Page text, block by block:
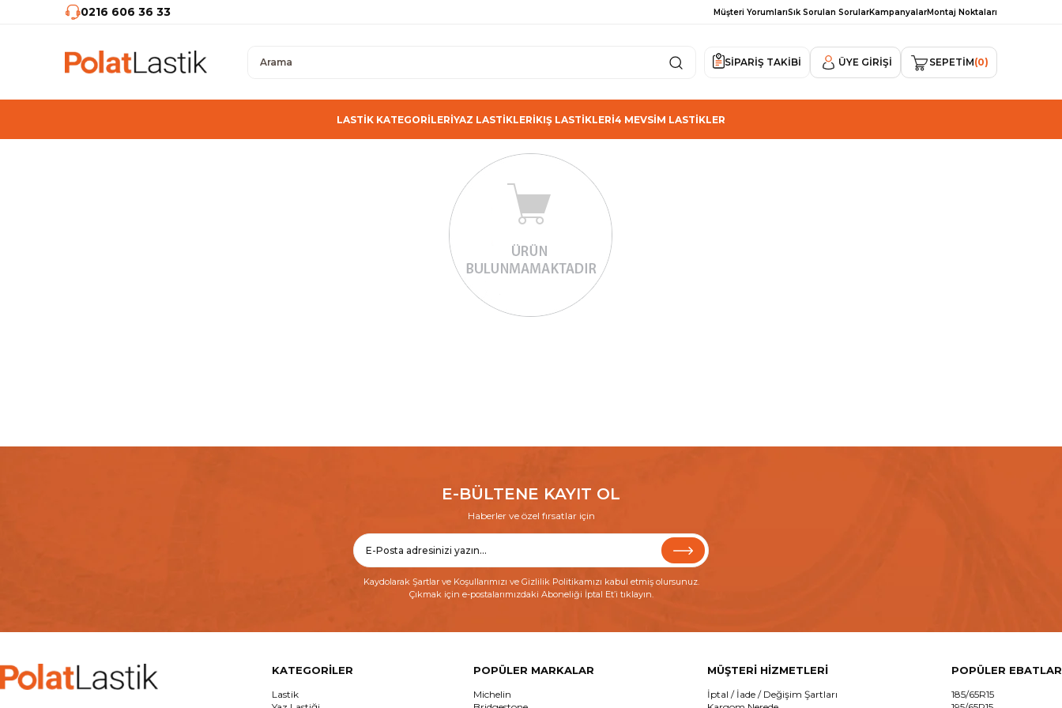
0216 606 36 33 Müşteri YorumlarıSık Sorulan SorularKampanyalarMontaj Noktaları
SİPARİŞ TAKİBİ ÜYE GIRIŞI SEPETIM 0
LASTİK KATEGORİLERİYAZ LASTİKLERİKIŞ LASTİKLERİ4 MEVSİM LASTİKLER
E-BÜLTENE KAYIT OL
Haberler ve özel fırsatlar için
Kaydolarak Şartlar ve Koşullarımızı ve Gizlilik Politikamızı kabul etmiş olursunuz.
Çıkmak için e-postalarımızdaki Aboneliği İptal Et’i tıklayın.
KATEGORİLER
Lastik
POPÜLER MARKALAR
Michelin
MÜŞTERİ HİZMETLERİ
İptal / İade / Değişim Şartları
POPÜLER EBATLAR
185/65R15